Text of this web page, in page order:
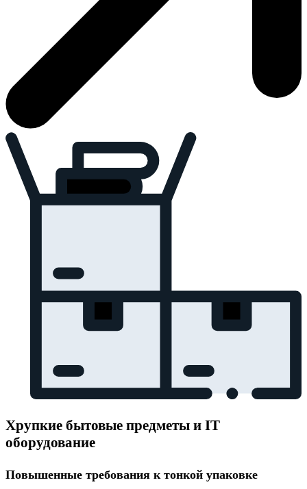
Хрупкие бытовые предметы и IT
оборудование
Повышенные требования к тонкой упаковке